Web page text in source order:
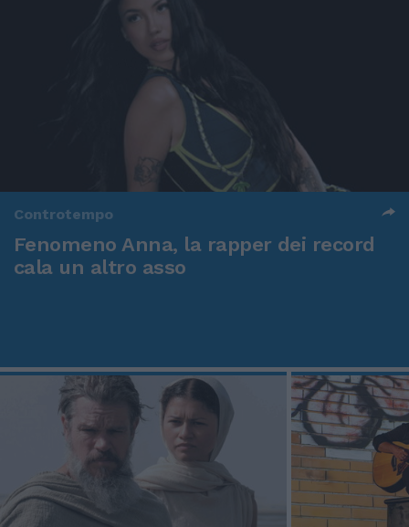
Controtempo
Fenomeno Anna, la rapper dei record
cala un altro asso